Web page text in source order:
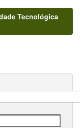
Tecnológica